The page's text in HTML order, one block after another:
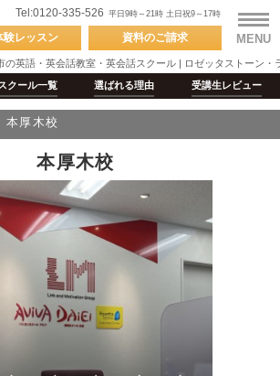
の英語・英会話教室・英会話スクール | ロゼッタストーン・
Tel:0120-335-526 平日9時～21時 土日祝9～17時
験レッスン 資料のご請求
クール一覧 選ばれる理由 受講生レビュー
MENU
本厚木校
本厚木校